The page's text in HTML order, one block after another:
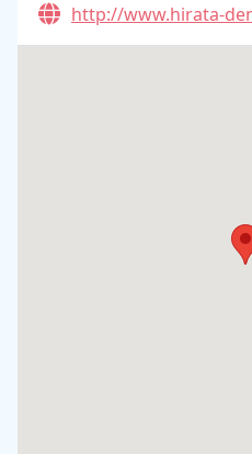
http://www.hirata-